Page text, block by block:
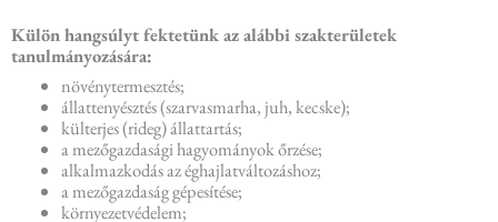
Külön hangsúlyt fektetünk az alábbi szakterületek
tanulmányozására:
növénytermesztés;
állattenyésztés (szarvasmarha, juh, kecske);
külterjes (rideg) állattartás;
a mezőgazdasági hagyományok őrzése;
alkalmazkodás az éghajlatváltozáshoz;
a mezőgazdaság gépesítése;
környezetvédelem;